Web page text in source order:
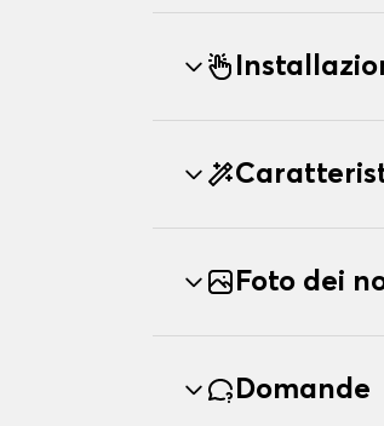
Foto dei
Domande